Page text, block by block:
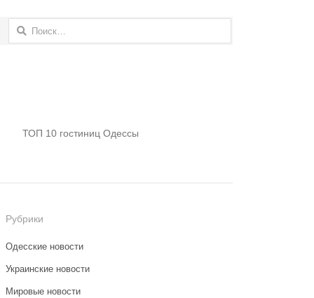
Найти:
ТОП 10 гостиниц Одессы
Рубрики
Одесские новости
Украинские новости
Мировые новости